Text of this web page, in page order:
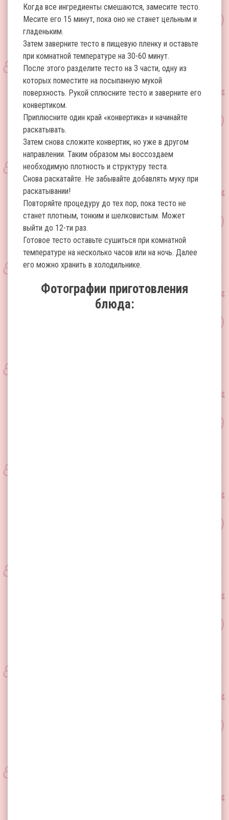
Когда все ингредиенты смешаются, замесите тесто.
Месите его 15 минут, пока оно не станет цельным и
гладеньким.
Затем заверните тесто в пищевую пленку и оставьте
при комнатной температуре на 30-60 минут.
После этого разделите тесто на 3 части, одну из
которых поместите на посыпанную мукой
поверхность. Рукой сплюсните тесто и заверните его
конвертиком.
Приплюсните один край «конвертика» и начинайте
раскатывать.
Затем снова сложите конвертик, но уже в другом
направлении. Таким образом мы воссоздаем
необходимую плотность и структуру теста.
Снова раскатайте. Не забывайте добавлять муку при
раскатывании!
Повторяйте процедуру до тех пор, пока тесто не
станет плотным, тонким и шелковистым. Может
выйти до 12-ти раз.
Готовое тесто оставьте сушиться при комнатной
температуре на несколько часов или на ночь. Далее
его можно хранить в холодильнике.
Фотографии приготовления
блюда: